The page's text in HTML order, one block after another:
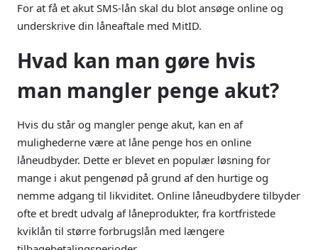
For at få et akut SMS-lån skal du blot ansøge online og
underskrive din låneaftale med MitID.
Hvad kan man gøre hvis
man mangler penge akut?
Hvis du står og mangler penge akut, kan en af
mulighederne være at låne penge hos en online
låneudbyder. Dette er blevet en populær løsning for
mange i akut pengenød på grund af den hurtige og
nemme adgang til likviditet. Online låneudbydere tilbyder
ofte et bredt udvalg af låneprodukter, fra kortfristede
kviklån til større forbrugslån med længere